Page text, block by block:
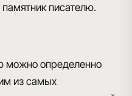
писателю.
можно определенно
из самых